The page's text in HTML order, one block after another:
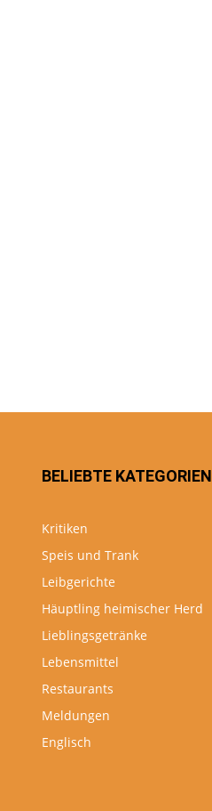
BELIEBTE KATEGORIEN
Kritiken
Speis und Trank
Leibgerichte
Häuptling heimischer Herd
Lieblingsgetränke
Lebensmittel
Restaurants
Meldungen
Englisch